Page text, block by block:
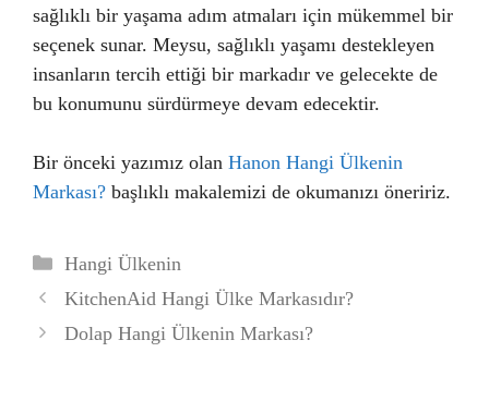
sağlıklı bir yaşama adım atmaları için mükemmel bir
seçenek sunar. Meysu, sağlıklı yaşamı destekleyen
insanların tercih ettiği bir markadır ve gelecekte de
bu konumunu sürdürmeye devam edecektir.
Bir önceki yazımız olan Hanon Hangi Ülkenin
Markası? başlıklı makalemizi de okumanızı öneririz.
Kategoriler
Hangi Ülkenin
KitchenAid Hangi Ülke Markasıdır?
Dolap Hangi Ülkenin Markası?